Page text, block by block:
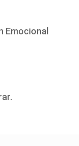
Emocional